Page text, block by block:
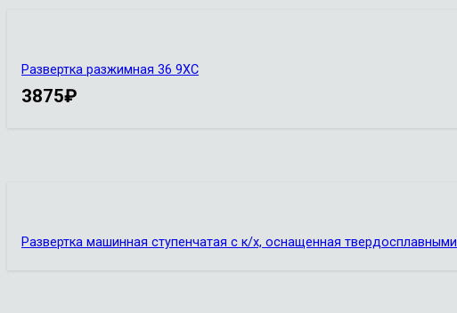
Развертка разжимная 36 9ХС
3875₽
Развертка машинная ступенчатая с к/х, оснащенная